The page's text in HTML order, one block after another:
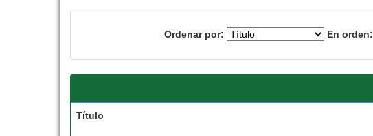
Ordenar por: En orden:
Título